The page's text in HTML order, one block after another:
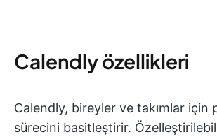
Calendly özellikleri
Calendly, bireyler ve takımlar için
sürecini basitleştirir.